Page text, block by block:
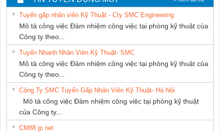
THƯỢNG ĐÌNH
Tuyển gấp nhân viên Kỹ Thuật - Cty SMC Engineering
Mô tả công việc Đảm nhiệm công việc tại phòng kỹ thuật của
Công ty theo...
Tuyển Nhanh Nhân Viên Kỹ Thuật- SMC
Mô tả công việc Đảm nhiệm công việc tại phòng kỹ thuật của
Công ty theo...
Công Ty SMC Tuyển Gấp Nhân Viên Kỹ Thuật- Hà Nội
Mô tả công việc Đảm nhiệm công việc tại phòng kỹ thuật
của Công ty...
CM88 jp net